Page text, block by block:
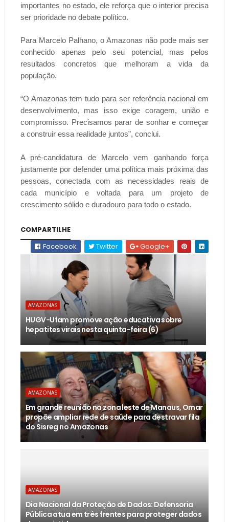
importantes no estado, ele reforça que o interior precisa
ser prioridade no debate político.
Para Marcelo Palhano, o Amazonas não pode mais ser
conhecido apenas pelo seu potencial, mas pelos
resultados concretos que melhoram a vida da
população.
“O Amazonas tem tudo para ser referência nacional em
desenvolvimento, mas isso exige coragem, união e
compromisso. Precisamos parar de sonhar e começar
a construir essa realidade juntos”, conclui.
A pré-candidatura de Marcelo vem ganhando força
justamente por defender uma política mais próxima das
pessoas, conectada com as necessidades reais de
cada município e voltada para um projeto de
crescimento sólido e duradouro para todo o estado.
COMPARTILHE
Facebook
Twitter Google+
AMAZONAS
HUGV-Ufam promove ação educativa sobre
hepatites virais nesta quinta-feira (6)
AMAZONAS
Em grande reunião na zona leste de Manaus, Omar
propõe ampliar rede de saúde para destravar fila
do Sisreg no Amazonas
AMAZONAS
Dia Nacional da Proteção de Dados: Defensoria
Pública atua em três frentes para proteger dados